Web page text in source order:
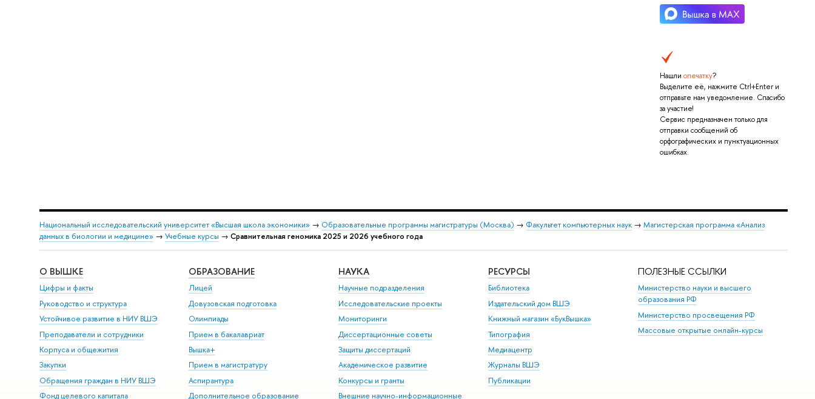
Нашли опечатку?
Выделите её, нажмите Ctrl+Enter и
отправьте нам уведомление. Спасибо
за участие!
Сервис предназначен только для
отправки сообщений об
орфографических и пунктуационных
ошибках.
Национальный исследовательский университет «Высшая школа экономики» → Образовательные программы магистратуры (Москва) → Факультет компьютерных наук→ Магистерская программа «Анализ
данных в биологии и медицине» → Учебные курсы → Сравнительная геномика 2025 и 2026 учебного года
О ВЫШКЕ
Цифры и факты
Руководство и структура
Устойчивое развитие в НИУ ВШЭ
Преподаватели и сотрудники
Корпуса и общежития
Закупки
Обращения граждан в НИУ ВШЭ
Фонд целевого капитала
ОБРАЗОВАНИЕ
Лицей
Довузовская подготовка
Олимпиады
Прием в бакалавриат
Вышка+
Прием в магистратуру
Аспирантура
Дополнительное образование
НАУКА
Научные подразделения
Исследовательские проекты
Мониторинги
Диссертационные советы
Защиты диссертаций
Академическое развитие
Конкурсы и гранты
Внешние научно-информационные
РЕСУРСЫ
Библиотека
Издательский дом ВШЭ
Книжный магазин «БукВышка»
Типография
Медиацентр
Журналы ВШЭ
Публикации
ПОЛЕЗНЫЕ ССЫЛКИ
Министерство науки и высшего
образования РФ
Министерство просвещения РФ
Массовые открытые онлайн-курсы